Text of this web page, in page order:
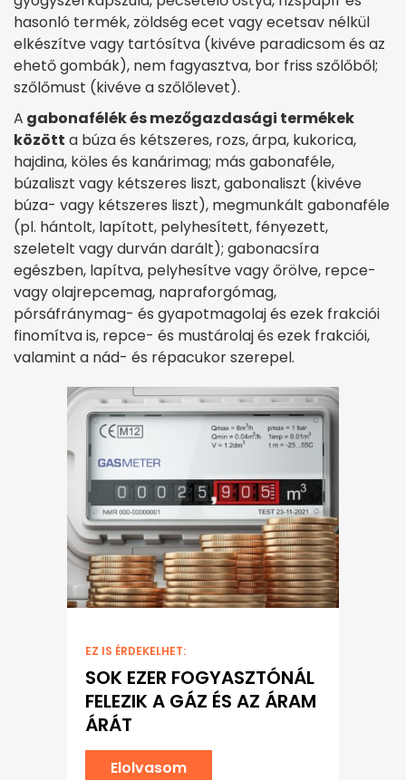
hasonló termék, zöldség ecet vagy ecetsav nélkül
elkészítve vagy tartósítva (kivéve paradicsom és az
ehető gombák), nem fagyasztva, bor friss szőlőből;
szőlőmust (kivéve a szőlőlevet).
A gabonafélék és mezőgazdasági termékek
között a búza és kétszeres, rozs, árpa, kukorica,
hajdina, köles és kanárimag; más gabonaféle,
búzaliszt vagy kétszeres liszt, gabonaliszt (kivéve
búza- vagy kétszeres liszt), megmunkált gabonaféle
(pl. hántolt, lapított, pelyhesített, fényezett,
szeletelt vagy durván darált); gabonacsíra
egészben, lapítva, pelyhesítve vagy őrölve, repce-
vagy olajrepcemag, napraforgómag,
pórsáfránymag- és gyapotmagolaj és ezek frakciói
finomítva is, repce- és mustárolaj és ezek frakciói,
valamint a nád- és répacukor szerepel.
EZ IS ÉRDEKELHET:
SOK EZER FOGYASZTÓNÁL
FELEZIK A GÁZ ÉS AZ ÁRAM
ÁRÁT
Elolvasom